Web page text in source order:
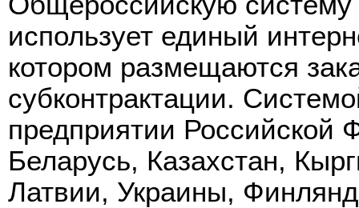
использует единый
котором размещаются
субконтрактации.
предприятии Российской
Беларусь, Казахстан,
Латвии, Украины,